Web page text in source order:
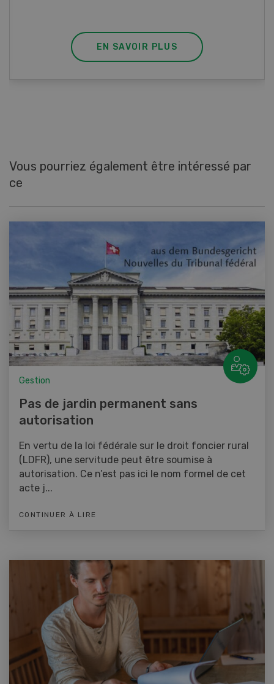
EN SAVOIR PLUS
Vous pourriez également être intéressé par
ce
Gestion
Pas de jardin permanent sans
autorisation
En vertu de la loi fédérale sur le droit foncier rural
(LDFR), une servitude peut être soumise à
autorisation. Ce n’est pas ici le nom formel de cet
acte j...
CONTINUER À LIRE